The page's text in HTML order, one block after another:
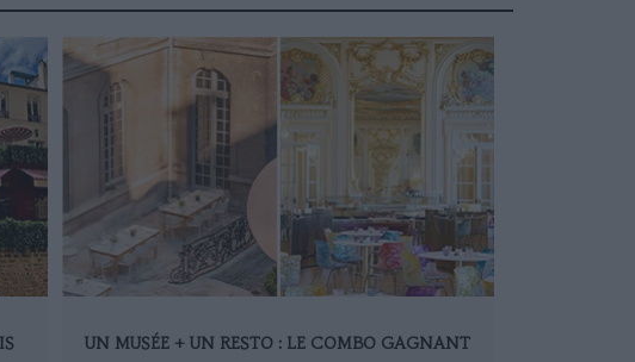
UN MUSÉE + UN RESTO : LE COMBO GAGNANT